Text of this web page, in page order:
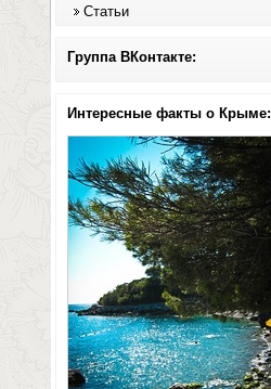
Статьи
Группа ВКонтакте:
Интересные факты о Крыме: